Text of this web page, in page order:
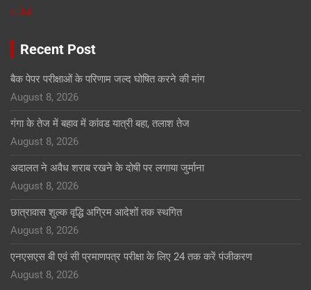
« Jul
Recent Post
बैक पेपर परीक्षाओं के परिणाम जल्द घोषित करने की मांग
August 8, 2026
गंगा के तेज में बहाव में कांवड यात्री बहा, तलाश तेज
August 8, 2026
अदालत ने अवैध शराब रखने के दोषी पर लगाया जुर्माना
August 8, 2026
छात्रावास शुल्क वृद्धि अग्रिम आदेशों तक स्थगित
August 8, 2026
एनएसएस बी एवं सी प्रमाणपत्र परीक्षा के लिए 24 तक करें पंजीकरण
August 8, 2026